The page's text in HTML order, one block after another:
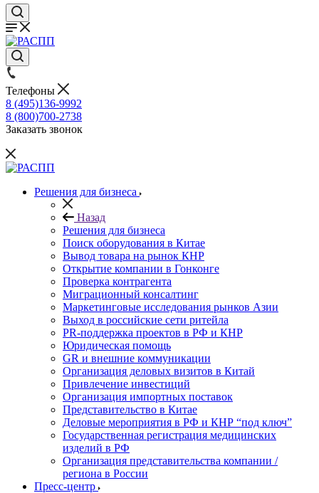
Телефоны
8 (495)136-9992
8 (800)700-2738
Заказать звонок
Решения для бизнеса
Назад
Решения для бизнеса
Поиск оборудования в Китае
Вывод товара на рынок КНР
Открытие компании в Гонконге
Проверка контрагента
Миграционный консалтинг
Маркетинговые исследования рынков Азии
Выход в российские сети ритейла
PR-поддержка проектов в РФ и КНР
Юридическая помощь
GR и внешние коммуникации
Организация деловых визитов в Китай
Привлечение инвестиций
Организация импортных поставок
Представительство в Китае
Деловые мероприятия в РФ и КНР “под ключ”
Государственная регистрация медицинских
изделий в РФ
Организация представительства компании /
региона в России
Пресс-центр